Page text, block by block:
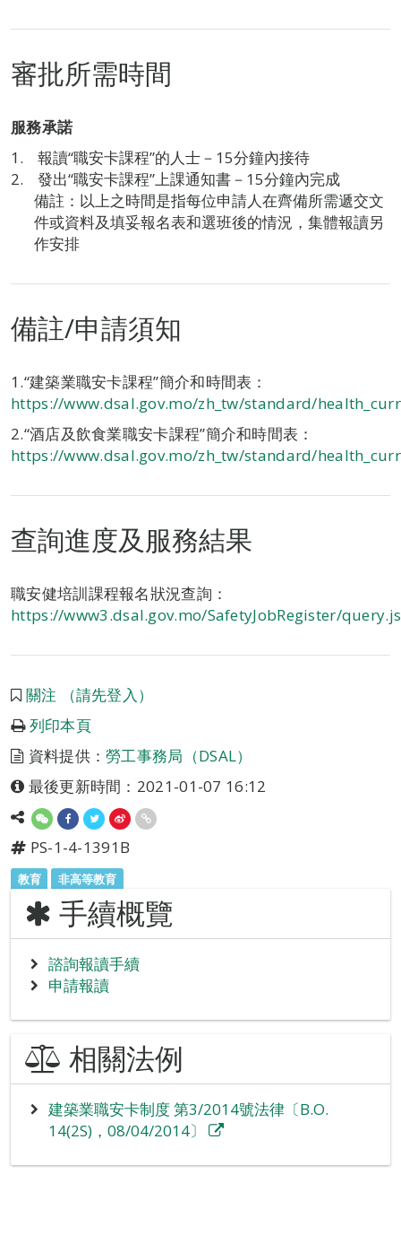
審批所需時間
服務承諾
報讀“職安卡課程”的人士－15分鐘內接待
發出“職安卡課程”上課通知書－15分鐘內完成
備註：以上之時間是指每位申請人在齊備所需遞交文
件或資料及填妥報名表和選班後的情況，集體報讀另
作安排
備註/申請須知
1.“建築業職安卡課程”簡介和時間表：
https://www.dsal.gov.mo/zh_tw/standard/
2.“酒店及飲食業職安卡課程”簡介和時間表：
https://www.dsal.gov.mo/zh_tw/standard/
查詢進度及服務結果
職安健培訓課程報名狀況查詢：
https://www3.dsal.gov.mo/SafetyJobRegister/
關注 （請先登入）
列印本頁
資料提供：勞工事務局（DSAL）
最後更新時間：2021-01-07 16:12
PS-1-4-1391B
教育 非高等教育
手續概覽
諮詢報讀手續
申請報讀
相關法例
建築業職安卡制度 第3/2014號法律〔B.O.
14(2S)，08/04/2014〕